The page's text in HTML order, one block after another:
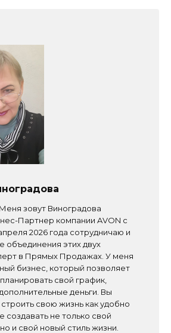
зовут Виноградова
Партнер компании AVON с
2026 года сотрудничаю и
объединения этих двух
в Прямых Продажах. У меня
бизнес, который позволяет
свой график,
деньги. Вы
свою жизнь как удобно
не только свой
и свой новый стиль жизни.